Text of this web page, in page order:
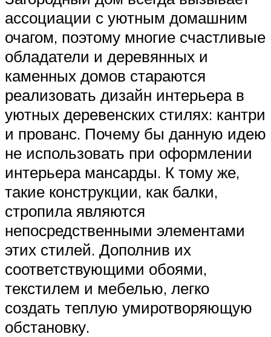
ассоциации с уютным домашним
очагом, поэтому многие счастливые
обладатели и деревянных и
каменных домов стараются
реализовать дизайн интерьера в
уютных деревенских стилях: кантри
и прованс. Почему бы данную идею
не использовать при оформлении
интерьера мансарды. К тому же,
такие конструкции, как балки,
стропила являются
непосредственными элементами
этих стилей. Дополнив их
соответствующими обоями,
текстилем и мебелью, легко
создать теплую умиротворяющую
обстановку.